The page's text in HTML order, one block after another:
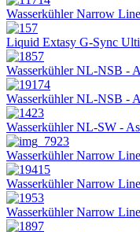
Wasserkühler Narrow
Liquid Extasy G-Sync
Wasserkühler NL-NSB -
Wasserkühler NL-NSB -
Wasserkühler NL-SW -
Wasserkühler Narrow
Wasserkühler Narrow
Wasserkühler Narrow